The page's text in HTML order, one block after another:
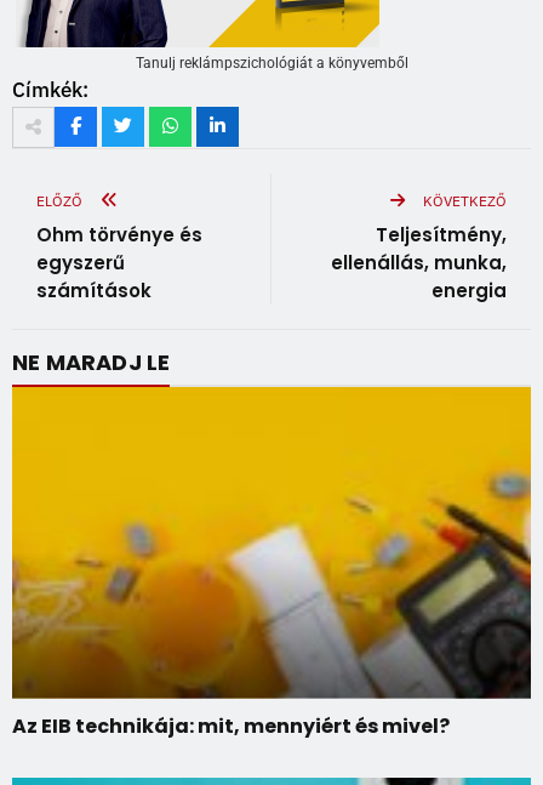
Tanulj reklámpszichológiát a könyvemből
Címkék:
ELŐZŐ
Ohm törvénye és
egyszerű
számítások
KÖVETKEZŐ
Teljesítmény,
ellenállás, munka,
energia
NE MARADJ LE
Az EIB technikája: mit, mennyiért és mivel?